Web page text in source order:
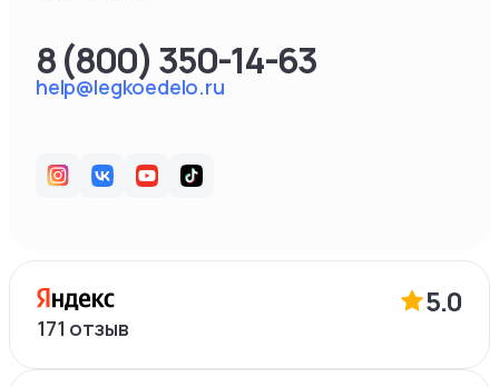
help@legkoedelo.ru
8 (800) 350-14-63
5.0
171 отзыв